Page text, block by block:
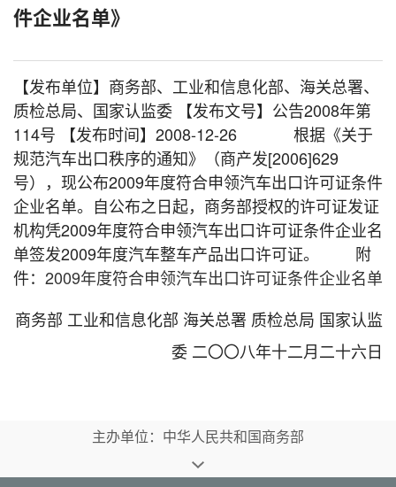
件企业名单》
【发布单位】商务部、工业和信息化部、海关总署、
质检总局、国家认监委 【发布文号】公告2008年第
114号 【发布时间】2008-12-26 根据《关于
规范汽车出口秩序的通知》（商产发[2006]629
号），现公布2009年度符合申领汽车出口许可证条件
企业名单。自公布之日起，商务部授权的许可证发证
机构凭2009年度符合申领汽车出口许可证条件企业名
单签发2009年度汽车整车产品出口许可证。 附
件： 2009年度符合申领汽车出口许可证条件企业名单
商务部 工业和信息化部 海关总署 质检总局 国家认监
委 二〇〇八年十二月二十六日
主办单位：中华人民共和国商务部